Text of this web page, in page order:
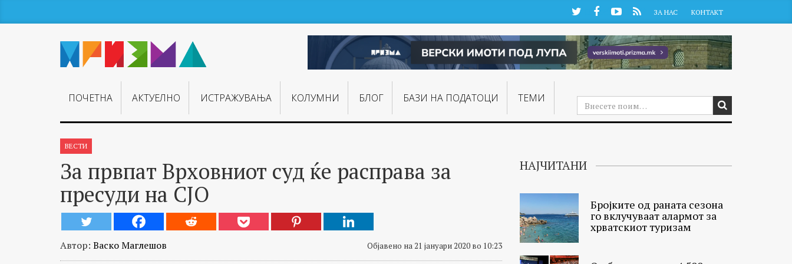
TwitterFacebookYouTube
RSS ЗА НАС КОНТАКТ
ПОЧЕТНА АКТУЕЛНО ИСТРАЖУВАЊA КОЛУМНИ БЛОГ БАЗИ НА ПОДАТОЦИ ТЕМИ
ВЕСТИ
За првпат Врховниот суд ќе расправа за
пресуди на СЈО
Автор: Васко Маглешов Објавено на 21 јануари 2020 во 10:23
НАЈЧИТАНИ
Бројките од раната сезона
го вклучуваат алармот за
хрватскиот туризам